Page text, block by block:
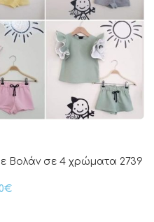
Βολάν σε 4 χρώματα 2739
€